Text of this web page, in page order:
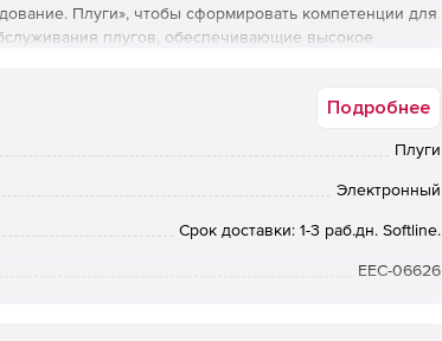
Плуги», чтобы сформировать компетенции для
плугов, обеспечивающие высокое
Подробнее
Плуги
Электронный
Срок доставки: 1-3 раб.дн. Softline.
EEC-06626